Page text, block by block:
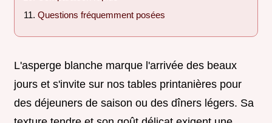
Questions fréquemment posées
L'asperge blanche marque l'arrivée des beaux
jours et s'invite sur nos tables printanières pour
des déjeuners de saison ou des dîners légers. Sa